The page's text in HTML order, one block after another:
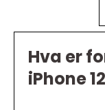
Hva er
iPhone